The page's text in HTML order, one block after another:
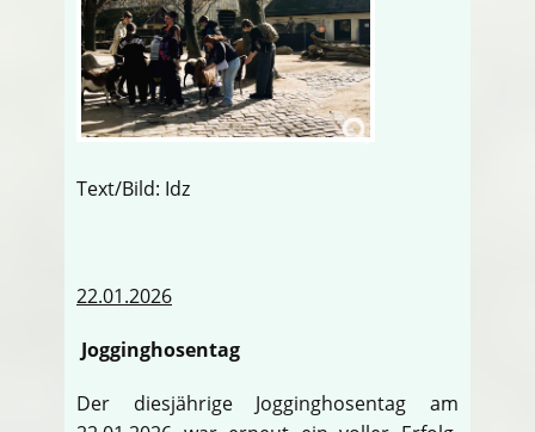
Text/Bild: Idz
22.01.2026
Jogginghosentag
Der diesjährige Jogginghosentag am